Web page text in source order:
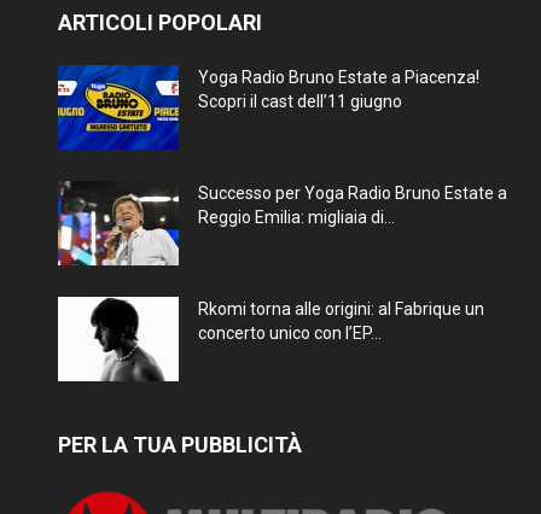
ARTICOLI POPOLARI
Yoga Radio Bruno Estate a Piacenza!
Scopri il cast dell’11 giugno
Successo per Yoga Radio Bruno Estate a
Reggio Emilia: migliaia di...
Rkomi torna alle origini: al Fabrique un
concerto unico con l’EP...
PER LA TUA PUBBLICITÀ